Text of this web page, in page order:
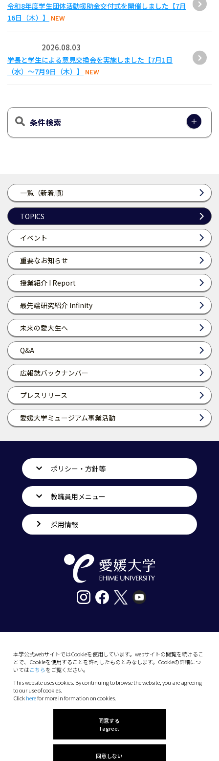
一覧（新着順）
TOPICS
イベント
重要なお知らせ
授業紹介 I Report
最先端研究紹介 Infinity
未来の愛大生へ
Q&A
広報誌バックナンバー
プレスリリース
愛媛大学ミュージアム事業活動
令和8年度学生団体活動援助金交付式を開催しました【7月
16日（木）】
NEW
2026.08.03
学長と学生による意見交換会を実施しました【7月1日
（水）～7月9日（木）】
NEW
条件検索
本学公式webサイトではCookieを使用しています。webサイトの閲覧を続けるこ
とで、Cookieを使用することを許可したものとみなします。Cookieの詳細につ
いてはこちらをご覧ください。
This website uses cookies. By continuing to browse the website, you are agreeing
to our use of cookies.
Clickherefor more in formation on cookies.
同意する
I agree.
同意しない
ポリシー・方針等
教職員用メニュー
採用情報
10-13 Dogo-Himata, Matsuyama, Ehime 790-
Phone: +81 89-927-9000
(C) 2026 Ehime University.